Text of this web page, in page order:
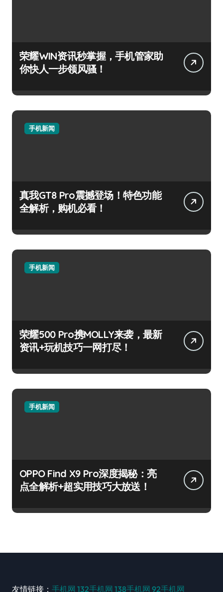
荣耀WIN资讯秒掌握，手机管家助
你快人一步领风骚！
手机新闻
真我GT8 Pro震撼登场！特色功能
全解析，购机必看！
手机新闻
荣耀500 Pro携MOLLY来袭，最新
资讯+玩机技巧一网打尽！
手机新闻
OPPO Find X9 Pro深度揭秘：亮
点全解析+超实用技巧大放送！
友情链接： 手机网 132手机网 138手机网 92手机网